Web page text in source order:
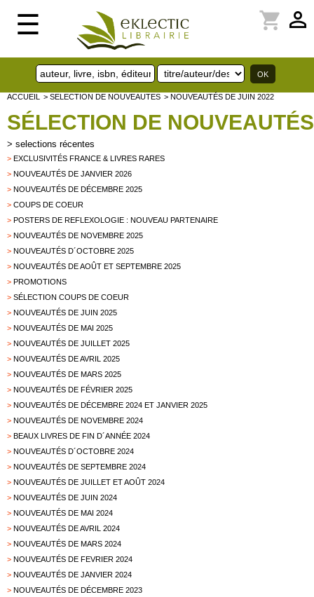
☰ perm_identity
shopping_cart
ACCUEIL > SELECTION DE NOUVEAUTES > NOUVEAUTÉS DE JUIN 2022
SÉLECTION DE NOUVEAUTÉS
> selections récentes
> EXCLUSIVITÉS FRANCE & LIVRES RARES
> NOUVEAUTÉS DE JANVIER 2026
> NOUVEAUTÉS DE DÉCEMBRE 2025
> COUPS DE COEUR
> POSTERS DE REFLEXOLOGIE : NOUVEAU PARTENAIRE
> NOUVEAUTÉS DE NOVEMBRE 2025
> NOUVEAUTÉS D´OCTOBRE 2025
> NOUVEAUTÉS DE AOÛT ET SEPTEMBRE 2025
> PROMOTIONS
> SÉLECTION COUPS DE COEUR
> NOUVEAUTÉS DE JUIN 2025
> NOUVEAUTÉS DE MAI 2025
> NOUVEAUTÉS DE JUILLET 2025
> NOUVEAUTÉS DE AVRIL 2025
> NOUVEAUTÉS DE MARS 2025
> NOUVEAUTÉS DE FÉVRIER 2025
> NOUVEAUTÉS DE DÉCEMBRE 2024 ET JANVIER 2025
> NOUVEAUTÉS DE NOVEMBRE 2024
> BEAUX LIVRES DE FIN D´ANNÉE 2024
> NOUVEAUTÉS D´OCTOBRE 2024
> NOUVEAUTÉS DE SEPTEMBRE 2024
> NOUVEAUTÉS DE JUILLET ET AOÛT 2024
> NOUVEAUTÉS DE JUIN 2024
> NOUVEAUTÉS DE MAI 2024
> NOUVEAUTÉS DE AVRIL 2024
> NOUVEAUTÉS DE MARS 2024
> NOUVEAUTÉS DE FEVRIER 2024
> NOUVEAUTÉS DE JANVIER 2024
> NOUVEAUTÉS DE DÉCEMBRE 2023